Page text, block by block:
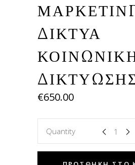
ΔΊΚΤΥΑ
€650.00
Quantity